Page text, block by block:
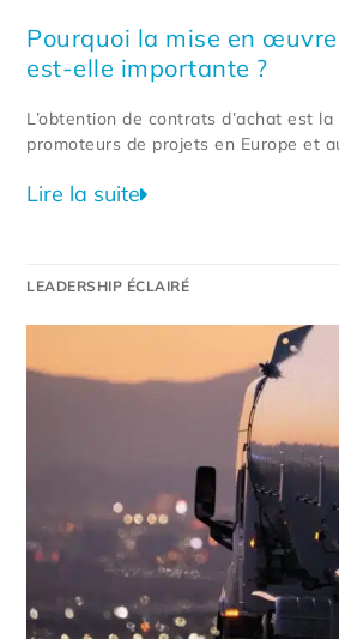
Pourquoi la mise en œuvre
est-elle importante ?
L’obtention de contrats d’achat est
promoteurs de projets en Europe et
Lire la suite
LEADERSHIP ÉCLAIRÉ